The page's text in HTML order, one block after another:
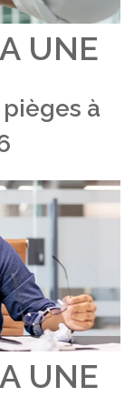
UNE
à
UNE